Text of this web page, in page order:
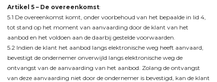
Artikel 5 – De overeenkomst:
5.1 De overeenkomst komt, onder voorbehoud van het bepaalde in lid 4,
tot stand op het moment van aanvaarding door de klant van het
aanbod en het voldoen aan de daarbij gestelde voorwaarden.
5.2 Indien de klant het aanbod langs elektronische weg heeft aanvaard,
bevestigt de ondernemer onverwijld langs elektronische weg de
ontvangst van de aanvaarding van het aanbod. Zolang de ontvangst
van deze aanvaarding niet door de ondernemer is bevestigd, kan de klant